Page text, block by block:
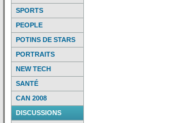
SPORTS
PEOPLE
POTINS DE STARS
PORTRAITS
NEW TECH
SANTÉ
CAN 2008
DISCUSSIONS